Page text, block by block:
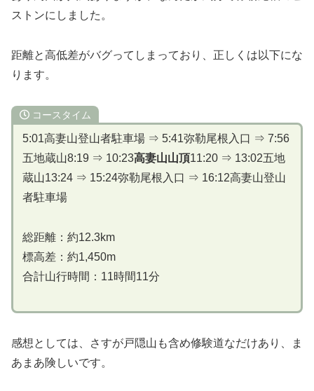
ストンにしました。
距離と高低差がバグってしまっており、正しくは以下にな
ります。
コースタイム
5:01高妻山登山者駐車場 ⇒ 5:41弥勒尾根入口 ⇒ 7:56
五地蔵山8:19 ⇒ 10:23高妻山山頂11:20 ⇒ 13:02五地
蔵山13:24 ⇒ 15:24弥勒尾根入口 ⇒ 16:12高妻山登山
者駐車場
総距離：約12.3km
標高差：約1,450m
合計山行時間：11時間11分
感想としては、さすが戸隠山も含め修験道なだけあり、ま
あまあ険しいです。